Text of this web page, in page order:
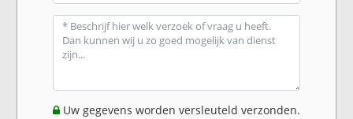
Uw gegevens worden versleuteld verzonden.